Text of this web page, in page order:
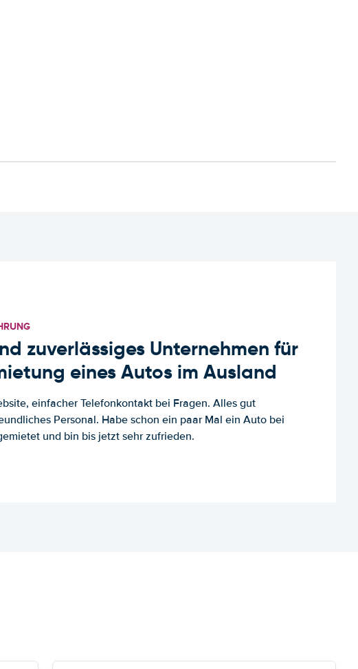
zuverlässiges Unternehmen für
eines Autos im Ausland
einfacher Telefonkontakt bei Fragen. Alles gut
Personal. Habe schon ein paar Mal ein Auto bei
und bin bis jetzt sehr zufrieden.